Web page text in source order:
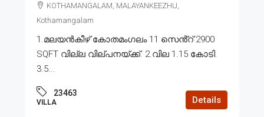
KOTHAMANGALAM, MALAYANKEEZHU,
Kothamangalam
1.മലയൻകീഴ് കോതമംഗലം 11 സെൻ്റ് 2900
SQFT വില്ല വില്പനയ്ക്ക്. 2.വില 1.15 കോടി.
3.5...
23463
VILLA Details